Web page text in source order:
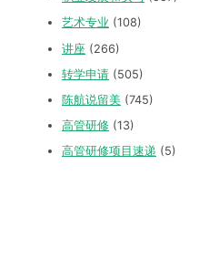
艺术专业 (108)
讲座 (266)
转学申请 (505)
陈航说留美 (745)
高管研修 (13)
高管研修项目速递 (5)